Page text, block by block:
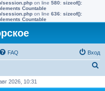
session.php on line 580: sizeof():
Countable
session.php on line 636: sizeof():
Countable
FAQ Вход
2026, 10:31